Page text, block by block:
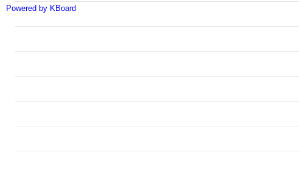
Powered by KBoard